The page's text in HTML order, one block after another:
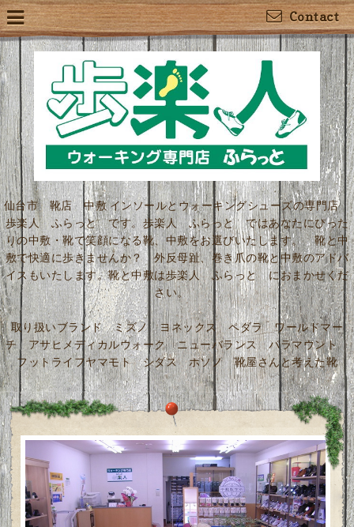
Contact
仙台市 靴店 中敷 インソールとウォーキングシューズの専門店
歩楽人 ふらっと です。歩楽人 ふらっと ではあなたにぴった
りの中敷・靴で笑顔になる靴、中敷をお選びいたします。 靴と中
敷で快適に歩きませんか？ 外反母趾、巻き爪の靴と中敷のアドバ
イスもいたします。靴と中敷は歩楽人 ふらっと におまかせくだ
さい。
取り扱いブランド ミズノ ヨネックス ペダラ ワールドマー
チ アサヒメディカルウォーク ニューバランス パラマウント
フットライフヤマモト シダス ホソノ 靴屋さんと考えた靴